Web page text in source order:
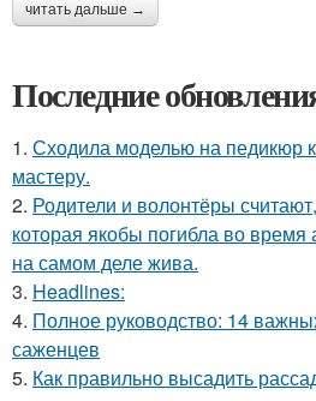
читать дальше →
Последние
1. Сходила моделью на педикюр
мастеру.
2. Родители и волонтёры
которая якобы погибла во время
на самом деле жива.
3. Headlines:
4. Полное руководство: 14
саженцев
5. Как правильно высадить